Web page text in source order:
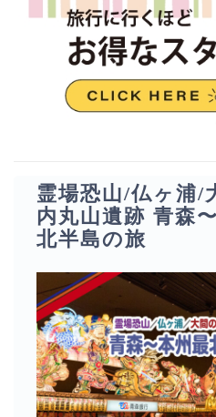
霊場恐山/仏ヶ浦/
内丸山遺跡 青森
北半島の旅